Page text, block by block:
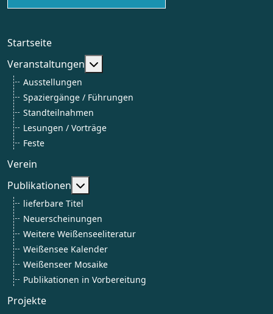
Startseite
Veranstaltungen
Weitere Informationen:
Ausstellungen
Spaziergänge / Führungen
Standteilnahmen
Lesungen / Vorträge
Feste
Verein
Publikationen
Weitere Informationen: Publikationen
lieferbare Titel
Neuerscheinungen
Weitere Weißenseeliteratur
Weißensee Kalender
Weißenseer Mosaike
Publikationen in Vorbereitung
Projekte